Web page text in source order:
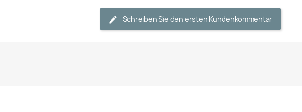
Schreiben Sie den ersten Kundenkommentar